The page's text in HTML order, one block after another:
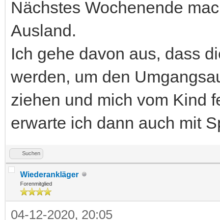
Nächstes Wochenende
Ausland.
Ich gehe davon aus, dass
werden, um den
ziehen und mich vom Kind
erwarte ich dann auch mit
Suchen
Wiederankläger
Forenmitglied
04-12-2020, 20:05